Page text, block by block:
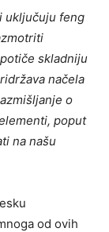
uključuju feng
skladniju
načela
o
poput
na našu
od ovih